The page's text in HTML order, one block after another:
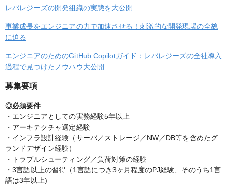
レバレジーズの開発組織の実態を大公開
事業成長をエンジニアの力で加速させる！刺激的な開発現場の全貌
に迫る
エンジニアのためのGitHub Copilotガイド：レバレジーズの全社導入
過程で見つけたノウハウ大公開
募集要項
◎必須要件
・エンジニアとしての実務経験5年以上
・アーキテクチャ選定経験
・インフラ設計経験（サーバ／ストレージ／NW／DB等を含めたグ
ランドデザイン経験）
・トラブルシューティング／負荷対策の経験
・3言語以上の習得（1言語につき3ヶ月程度のPJ経験、そのうち1言
語は3年以上)